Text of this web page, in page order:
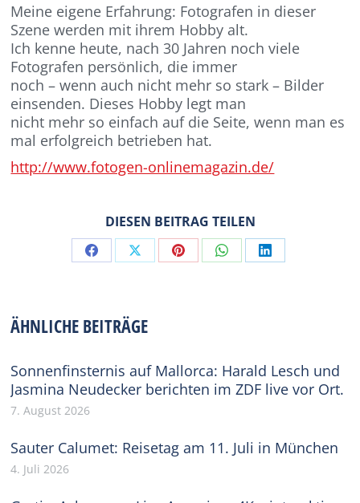
Meine eigene Erfahrung: Fotografen in dieser
Szene werden mit ihrem Hobby alt.
Ich kenne heute, nach 30 Jahren noch viele
Fotografen persönlich, die immer
noch – wenn auch nicht mehr so stark – Bilder
einsenden. Dieses Hobby legt man
nicht mehr so einfach auf die Seite, wenn man es
mal erfolgreich betrieben hat.
http://www.fotogen-onlinemagazin.de/
DIESEN BEITRAG TEILEN
Share Share Share Share Share
ÄHNLICHE BEITRÄGE
Sonnenfinsternis auf Mallorca: Harald Lesch und
Jasmina Neudecker berichten im ZDF live vor Ort.
7. August 2026
Sauter Calumet: Reisetag am 11. Juli in München
4. Juli 2026